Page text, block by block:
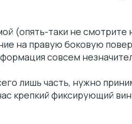
(опять-таки не смотрите
на правую боковую
совсем
лишь часть, нужно
крепкий фиксирующий